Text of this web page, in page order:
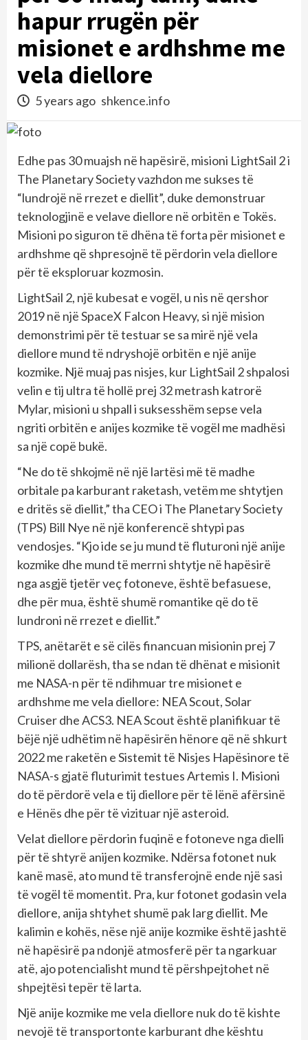
hapur rrugën për
misionet e ardhshme me
vela diellore
5 years ago shkence.info
Edhe pas 30 muajsh në hapësirë, misioni LightSail 2 i
The Planetary Society vazhdon me sukses të
“lundrojë në rrezet e diellit”, duke demonstruar
teknologjinë e velave diellore në orbitën e Tokës.
Misioni po siguron të dhëna të forta për misionet e
ardhshme që shpresojnë të përdorin vela diellore
për të eksploruar kozmosin.
LightSail 2, një kubesat e vogël, u nis në qershor
2019 në një SpaceX Falcon Heavy, si një mision
demonstrimi për të testuar se sa mirë një vela
diellore mund të ndryshojë orbitën e një anije
kozmike. Një muaj pas nisjes, kur LightSail 2 shpalosi
velin e tij ultra të hollë prej 32 metrash katrorë
Mylar, misioni u shpall i suksesshëm sepse vela
ngriti orbitën e anijes kozmike të vogël me madhësi
sa një copë bukë.
“Ne do të shkojmë në një lartësi më të madhe
orbitale pa karburant raketash, vetëm me shtytjen
e dritës së diellit,” tha CEO i The Planetary Society
(TPS) Bill Nye në një konferencë shtypi pas
vendosjes. “Kjo ide se ju mund të fluturoni një anije
kozmike dhe mund të merrni shtytje në hapësirë ​​
nga asgjë tjetër veç fotoneve, është befasuese,
dhe për mua, është shumë romantike që do të
lundroni në rrezet e diellit.”
TPS, anëtarët e së cilës financuan misionin prej 7
milionë dollarësh, tha se ndan të dhënat e misionit
me NASA-n për të ndihmuar tre misionet e
ardhshme me vela diellore: NEA Scout, Solar
Cruiser dhe ACS3. NEA Scout është planifikuar të
bëjë një udhëtim në hapësirën hënore që në shkurt
2022 me raketën e Sistemit të Nisjes Hapësinore të
NASA-s gjatë fluturimit testues Artemis I. Misioni
do të përdorë vela e tij diellore për të lënë afërsinë
e Hënës dhe për të vizituar një asteroid.
Velat diellore përdorin fuqinë e fotoneve nga dielli
për të shtyrë anijen kozmike. Ndërsa fotonet nuk
kanë masë, ato mund të transferojnë ende një sasi
të vogël të momentit. Pra, kur fotonet godasin vela
diellore, anija shtyhet shumë pak larg diellit. Me
kalimin e kohës, nëse një anije kozmike është jashtë
në hapësirë pa ndonjë atmosferë për ta ngarkuar
atë, ajo potencialisht mund të përshpejtohet në
shpejtësi tepër të larta.
Një anije kozmike me vela diellore nuk do të kishte
nevojë të transportonte karburant dhe kështu